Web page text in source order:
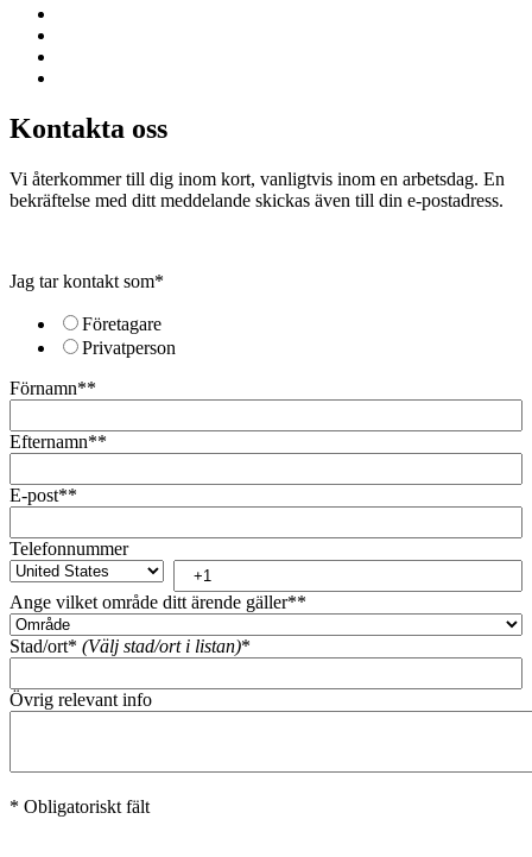
Kontakta oss
Vi återkommer till dig inom kort, vanligtvis inom en arbetsdag. En
bekräftelse med ditt meddelande skickas även till din e-postadress.
Jag tar kontakt som*
Företagare
Privatperson
Förnamn**
Efternamn**
E-post**
Telefonnummer
Ange vilket område ditt ärende gäller**
Stad/ort* (Välj stad/ort i listan)*
Övrig relevant info
* Obligatoriskt fält